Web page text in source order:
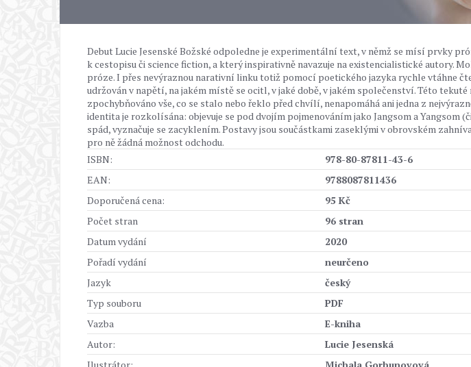
Debut Lucie Jesenské Božské odpoledne je experimentální text, v němž se mísí prvky
k cestopisu či science fiction, a který inspirativně navazuje na existencialistické autory.
próze. I přes nevýraznou narativní linku totiž pomocí poetického jazyka rychle vtáhne
udržován v napětí, na jakém místě se ocitl, v jaké době, v jakém společenství. Této
zpochybňováno vše, co se stalo nebo řeklo před chvílí, nenapomáhá ani jedna z
identita je rozkolísána: objevuje se pod dvojím pojmenováním jako Jangsom a Yangsom
spád, vyznačuje se zacyklením. Postavy jsou součástkami zaseklými v obrovském
pro ně žádná možnost odchodu.
ISBN:
978-80-87811-43-6
EAN:
9788087811436
Doporučená cena:
95 Kč
Počet stran
96 stran
Datum vydání
2020
Pořadí vydání
neurčeno
Jazyk
český
Typ souboru
PDF
Vazba
E-kniha
Autor:
Lucie Jesenská